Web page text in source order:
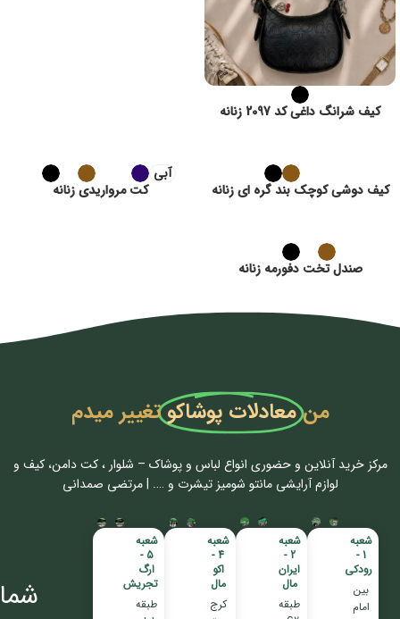
کیف شرانگ داغی کد 2097 زنانه
کیف دوشی کوچک بند گره ای زنانه
آبی
کت مرواریدی زنانه
صندل تخت دفورمه زنانه
منمعادلات پوشاکوتغییر میدم
مرکز خرید آنلاین و حضوری انواع لباس‌ و پوشاک – شلوار ، کت دامن، کیف و
لوازم آرایشی مانتو شومیز تیشرت و …. | مرتضی صمدانی
شعبه
1 -
رودکی
بین
امام
شعبه
2 -
ایران
مال
طبقه
شعبه
4 -
اکو
مال
کرج
شعبه
5 -
ارگ
تجریش
طبقه